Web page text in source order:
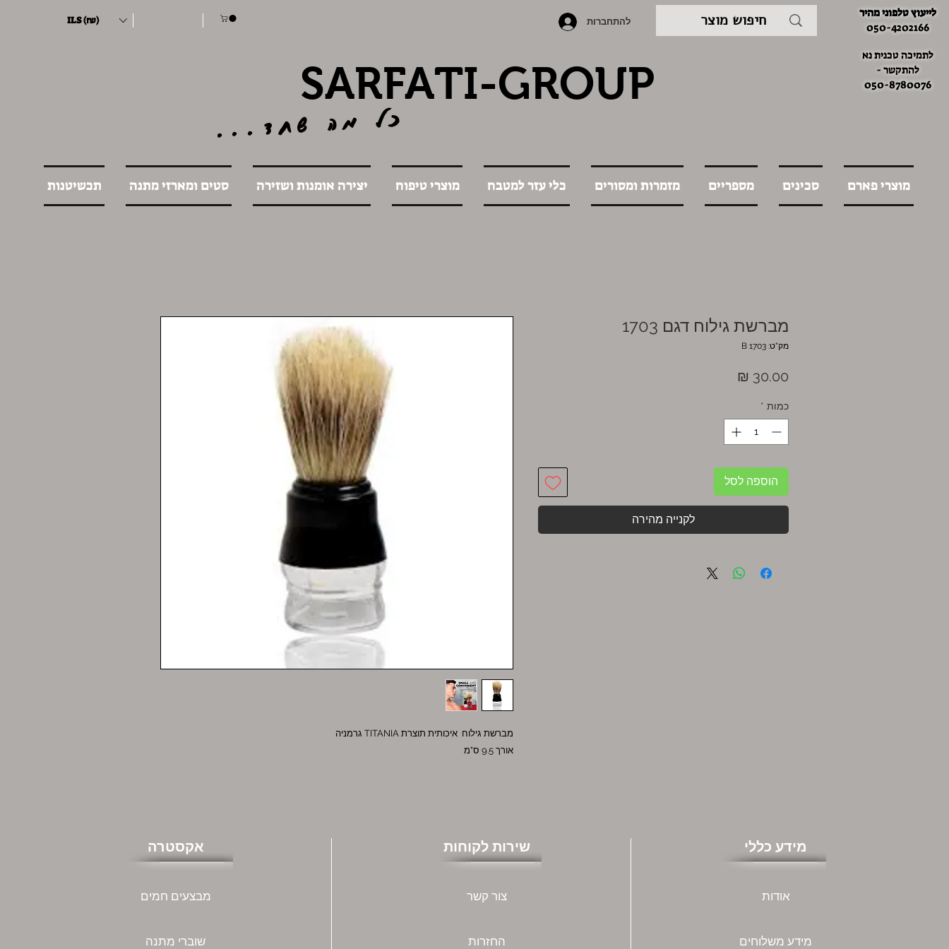
לייעוץ טלפוני מהיר
050-4202166
לתמיכה טכנית נא
להתקשר -
050-8780076
ILS (₪) להתחברות
SARFATI-GROUP
כל מה שחד...
מוצרי פארם סכינים מספריים מזמרות ומסורים כלי עזר למטבח מוצרי טיפוח יצירה אומנות ושזירה סטים ומארזי מתנה תכשיטנות
מברשת גילוח איכותית תוצרת TITANIA גרמניה
אורך 9.5 ס"מ
מברשת גילוח דגם 1703
מק"ט: 1703 B
כמות *
הוספה לסל
לקנייה מהירה
אקסטרה
מבצעים חמים
שוברי מתנה
שירות לקוחות
צור קשר
החזרות
מידע כללי
אודות
מידע משלוחים